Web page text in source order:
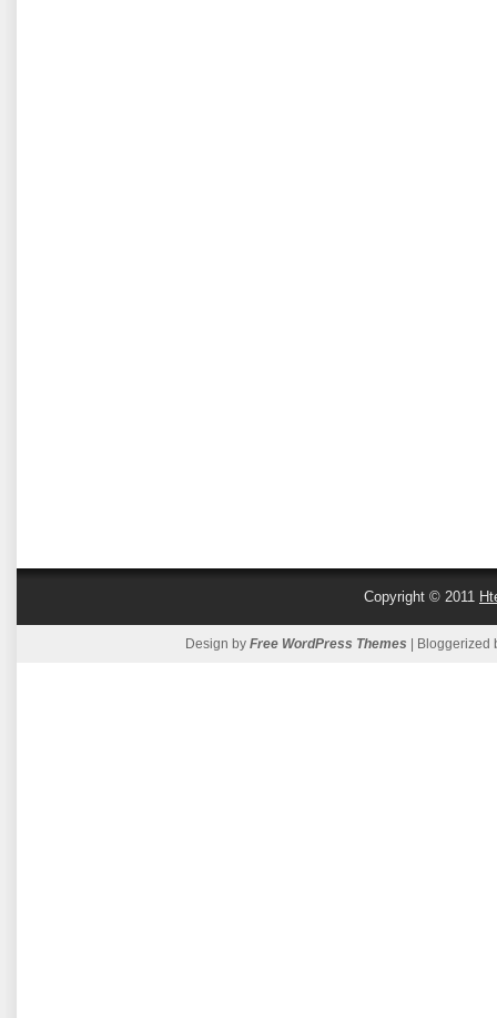
Copyright © 2011
Design by Free WordPress Themes | Bloggerized